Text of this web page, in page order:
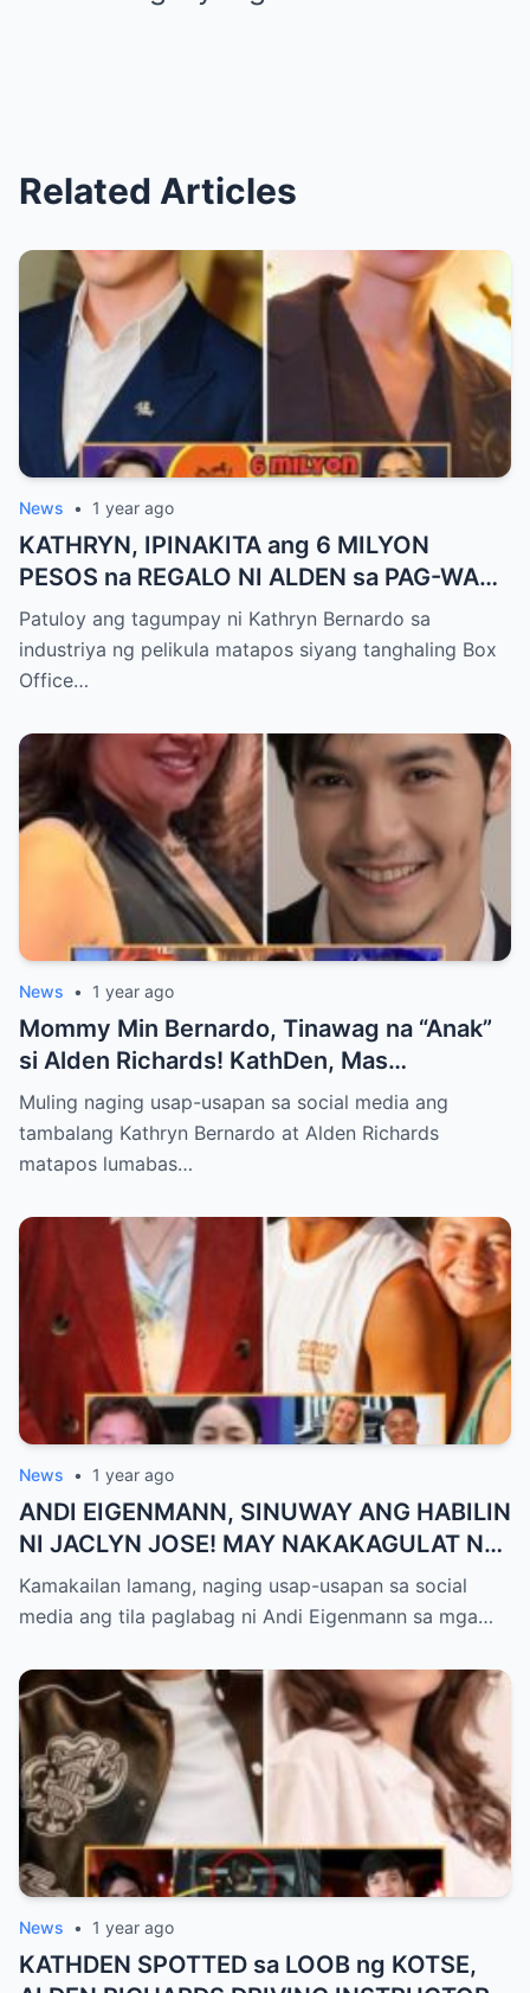
Related Articles
News • 1 year ago
KATHRYN, IPINAKITA ang 6 MILYON
PESOS na REGALO NI ALDEN sa PAG-WAGI
SA BOX OFFICE QUEEN AWARD!
Patuloy ang tagumpay ni Kathryn Bernardo sa
industriya ng pelikula matapos siyang tanghaling Box
Office…
News • 1 year ago
Mommy Min Bernardo, Tinawag na “Anak”
si Alden Richards! KathDen, Mas
Lumalakas ang Ugnayan?
Muling naging usap-usapan sa social media ang
tambalang Kathryn Bernardo at Alden Richards
matapos lumabas…
News • 1 year ago
ANDI EIGENMANN, SINUWAY ANG HABILIN
NI JACLYN JOSE! MAY NAKAKAGULAT NA
NADISKUBRE KAY PHILMAR!
Kamakailan lamang, naging usap-usapan sa social
media ang tila paglabag ni Andi Eigenmann sa mga…
News • 1 year ago
KATHDEN SPOTTED sa LOOB ng KOTSE,